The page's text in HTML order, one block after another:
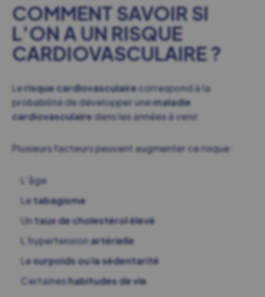
COMMENT SAVOIR SI
L’ON A UN RISQUE
CARDIOVASCULAIRE ?
Lerisque cardiovasculairecorrespond à la
probabilité de développer unemaladie
cardiovasculairedans les années à venir.
Plusieurs facteurs peuvent augmenter ce risque :
L’âge
Letabagisme
Untaux de cholestérol élevé
L’hypertensionartérielle
Lesurpoids ou la sédentarité
Certaineshabitudes de vie